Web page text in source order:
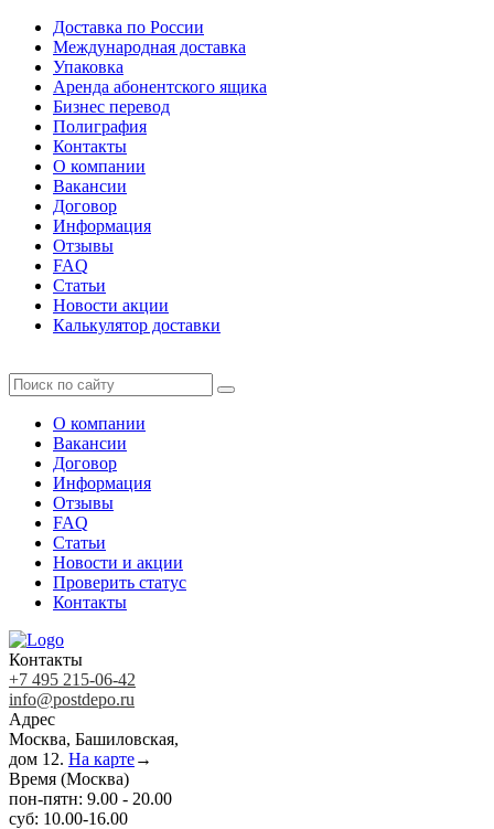
Доставка по России
Международная доставка
Упаковка
Аренда абонентского ящика
Бизнес перевод
Полиграфия
Контакты
О компании
Вакансии
Договор
Информация
Отзывы
FAQ
Статьи
Новости акции
Калькулятор доставки
О компании
Вакансии
Договор
Информация
Отзывы
FAQ
Статьи
Новости и акции
Проверить статус
Контакты
Контакты
+7 495 215-06-42
info@postdepo.ru
Адрес
Москва, Башиловская,
дом 12. На карте→
Время (Москва)
пон-пятн: 9.00 - 20.00
суб: 10.00-16.00